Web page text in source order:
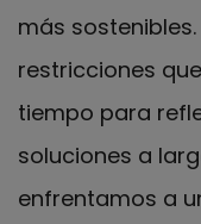
más
restricciones
tiempo para
soluciones a
enfrentamos a